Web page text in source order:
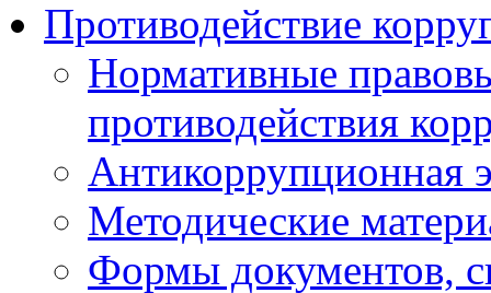
Противодействие
Нормативные
противодействия
Антикоррупционная
Методические
Формы документов,